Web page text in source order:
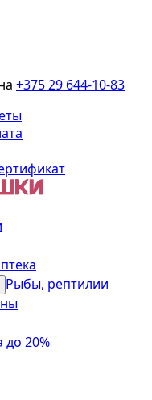
+375 29 644-10-83
Рыбы, рептилии
до 20%